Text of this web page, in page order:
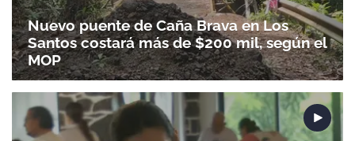
Nuevo puente de Caña Brava en Los
Santos costará más de $200 mil, según el
MOP